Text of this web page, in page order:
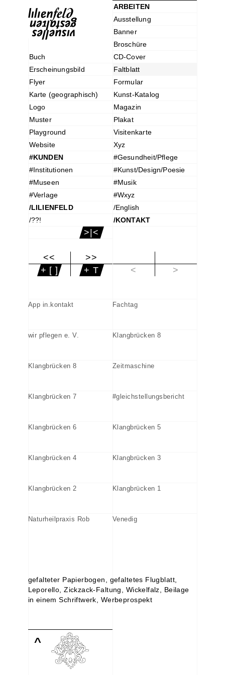
ARBEITEN
Ausstellung
Banner
Broschüre
Buch
CD-Cover
Erscheinungsbild
Faltblatt
Flyer
Formular
Karte (geographisch)
Kunst-Katalog
Logo
Magazin
Muster
Plakat
Playground
Visitenkarte
Website
Xyz
#KUNDEN
#Gesundheit/Pflege
#Institutionen
#Kunst/Design/Poesie
#Museen
#Musik
#Verlage
#Wxyz
/LILIENFELD
/English
/??!
/KONTAKT
>|<
<<
>>
+ [ ]
+ T
<
>
App in.kontakt Fachtag
wir pflegen e. V. Klangbrücken 8
Klangbrücken 8 Zeitmaschine
Klangbrücken 7 #gleichstellungsbericht
Klangbrücken 6 Klangbrücken 5
Klangbrücken 4 Klangbrücken 3
Klangbrücken 2 Klangbrücken 1
Naturheilpraxis Rob Venedig
gefalteter Papierbogen, gefaltetes Flugblatt,
Leporello, Zickzack-Faltung, Wickelfalz, Beilage
in einem Schriftwerk, Werbeprospekt
^